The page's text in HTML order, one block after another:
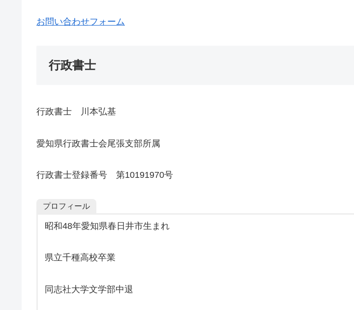
お問い合わせフォーム
行政書士
行政書士 川本弘基
愛知県行政書士会尾張支部所属
行政書士登録番号 第10191970号
プロフィール
昭和48年愛知県春日井市生まれ
県立千種高校卒業
同志社大学文学部中退